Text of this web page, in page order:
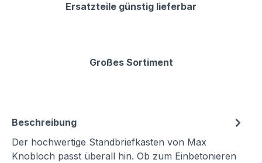
Ersatzteile günstig lieferbar
Großes Sortiment
Beschreibung
Der hochwertige Standbriefkasten von Max
Knobloch passt überall hin. Ob zum Einbetonieren